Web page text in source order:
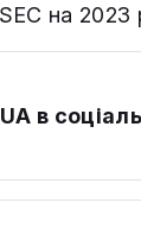
на 2023
в